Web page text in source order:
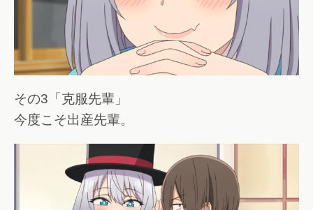
その3「克服先輩」
今度こそ出産先輩。